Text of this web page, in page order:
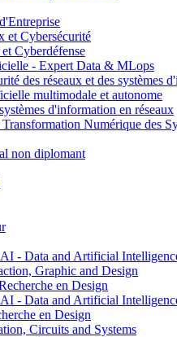
et Cybersécurité
Cyberdéfense
- Expert Data & MLops
des réseaux et des systèmes
multimodale et autonome
d'information en réseaux
Numérique des
non diplomant
- Data and Artificial
Graphic and Design
en Design
- Data and Artificial
en Design
Circuits and Systems